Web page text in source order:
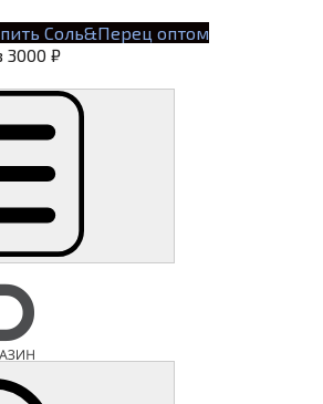
Соль&Перец оптом
₽